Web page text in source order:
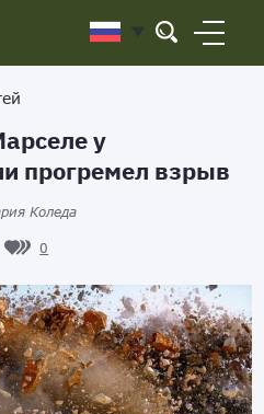
у
прогремел взрыв
Коледа
0